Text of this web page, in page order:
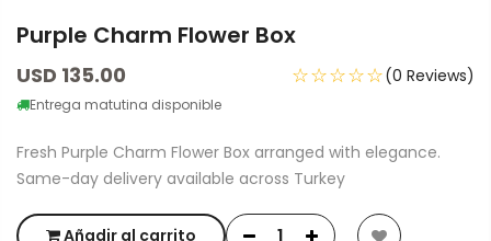
Purple Charm Flower Box
USD 135.00
Entrega matutina disponible
☆☆☆☆☆(0 Reviews)
Fresh Purple Charm Flower Box arranged with elegance.
Same-day delivery available across Turkey
Añadir al carrito